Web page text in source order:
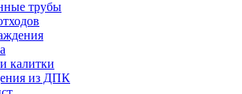
трубы
калитки
из ДПК